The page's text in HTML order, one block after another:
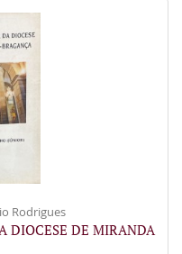
Rodrigues
DIOCESE DE MIRANDA